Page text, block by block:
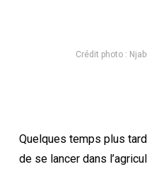
Crédit photo :
Quelques temps plus
de se lancer dans